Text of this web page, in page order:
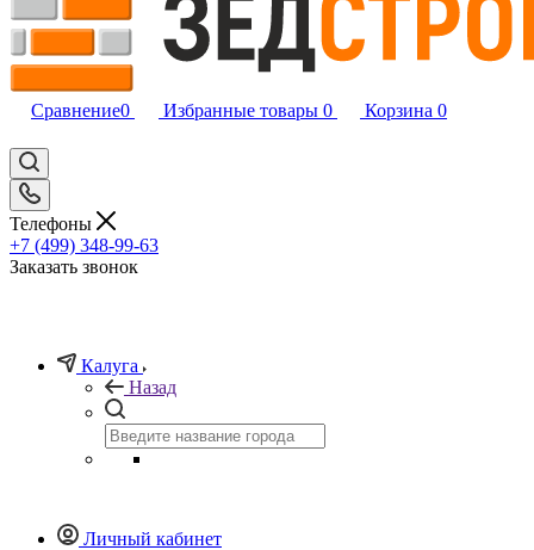
Сравнение0 Избранные товары 0 Корзина 0
Телефоны
+7 (499) 348-99-63
Заказать звонок
Калуга
Назад
Личный кабинет